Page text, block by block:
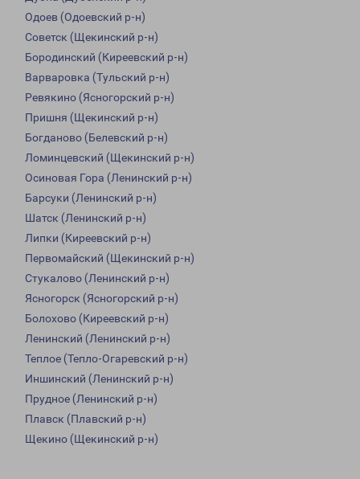
Одоев (Одоевский р-н)
Советск (Щекинский р-н)
Бородинский (Киреевский р-н)
Варваровка (Тульский р-н)
Ревякино (Ясногорский р-н)
Пришня (Щекинский р-н)
Богданово (Белевский р-н)
Ломинцевский (Щекинский р-н)
Осиновая Гора (Ленинский р-н)
Барсуки (Ленинский р-н)
Шатск (Ленинский р-н)
Липки (Киреевский р-н)
Первомайский (Щекинский р-н)
Стукалово (Ленинский р-н)
Ясногорск (Ясногорский р-н)
Болохово (Киреевский р-н)
Ленинский (Ленинский р-н)
Теплое (Тепло-Огаревский р-н)
Иншинский (Ленинский р-н)
Прудное (Ленинский р-н)
Плавск (Плавский р-н)
Щекино (Щекинский р-н)